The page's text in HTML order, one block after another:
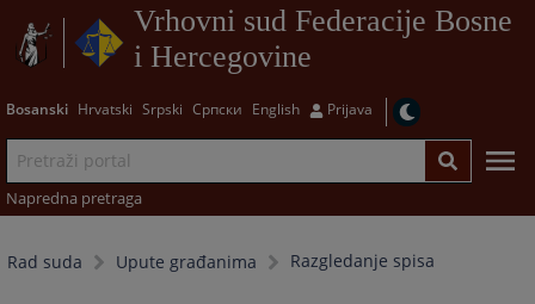
Vrhovni sud Federacije Bosne
i Hercegovine
Bosanski Hrvatski Srpski Српски English Prijava
Napredna pretraga
Rad suda Upute građanima Razgledanje spisa